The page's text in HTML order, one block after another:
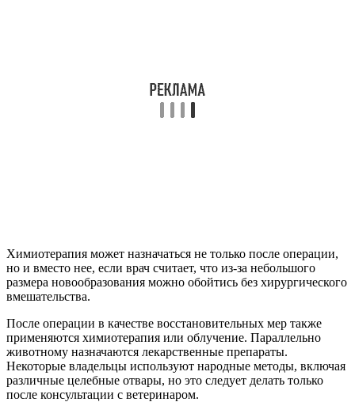
Химиотерапия может назначаться не только после операции,
но и вместо нее, если врач считает, что из-за небольшого
размера новообразования можно обойтись без хирургического
вмешательства.
После операции в качестве восстановительных мер также
применяются химиотерапия или облучение. Параллельно
животному назначаются лекарственные препараты.
Некоторые владельцы используют народные методы, включая
различные целебные отвары, но это следует делать только
после консультации с ветеринаром.